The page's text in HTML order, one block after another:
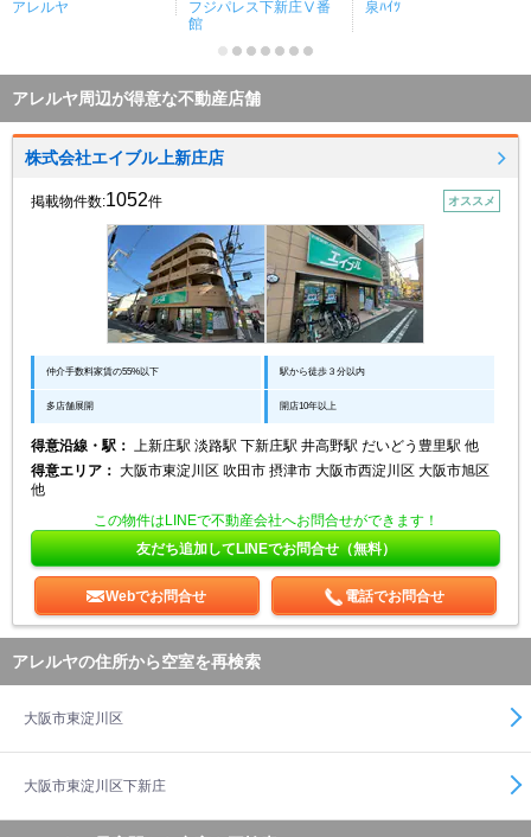
アレルヤ
フジパレス下新庄Ⅴ番
館
泉ﾊｲﾂ
アレルヤ周辺が得意な不動産店舗
株式会社エイブル上新庄店
掲載物件数:1052件 オススメ
仲介手数料家賃の55%以下 駅から徒歩３分以内
多店舗展開 開店10年以上
得意沿線・駅：
上新庄駅 淡路駅 下新庄駅 井高野駅 だいどう豊里駅 他
得意エリア： 大阪市東淀川区 吹田市 摂津市 大阪市西淀川区 大阪市旭区
他
この物件はLINEで不動産会社へお問合せができます！
友だち追加してLINEでお問合せ（無料）
Webでお問合せ 電話でお問合せ
アレルヤの住所から空室を再検索
大阪市東淀川区
大阪市東淀川区下新庄